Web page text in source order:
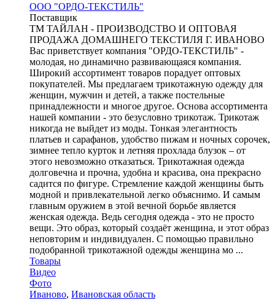
ООО "ОРДО-ТЕКСТИЛЬ"
Поставщик
ТМ ТАЙЛАН - ПРОИЗВОДСТВО И ОПТОВАЯ
ПРОДАЖА ДОМАШНЕГО ТЕКСТИЛЯ Г. ИВАНОВО
Вас приветствует компания "ОРДО-ТЕКСТИЛЬ" -
молодая, но динамично развивающаяся компания.
Широкий ассортимент товаров порадует оптовых
покупателей. Мы предлагаем трикотажную одежду для
женщин, мужчин и детей, а также постельные
принадлежности и многое другое. Основа ассортимента
нашей компании - это безусловно трикотаж. Трикотаж
никогда не выйдет из моды. Тонкая элегантность
платьев и сарафанов, удобство пижам и ночных сорочек,
зимнее тепло курток и летняя прохлада блузок – от
этого невозможно отказаться. Трикотажная одежда
долговечна и прочна, удобна и красива, она прекрасно
садится по фигуре. Стремление каждой женщины быть
модной и привлекательной легко объяснимо. И самым
главным оружием в этой вечной борьбе является
женская одежда. Ведь сегодня одежда - это не просто
вещи. Это образ, который создаёт женщина, и этот образ
неповторим и индивидуален. С помощью правильно
подобранной трикотажной одежды женщина мо ...
Товары
Видео
Фото
Иваново, Ивановская область